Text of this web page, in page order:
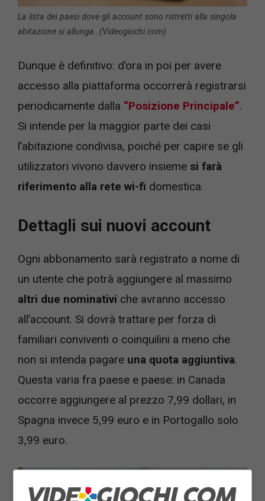
La lista dei paesi dove gli account sono ristretti alla singola
abitazione si allunga…(Videogiochi.com)
Dunque è definitivo: d’ora in poi per avere
accesso alla piattaforma occorrerà registrarsi
periodicamente dalla “Posizione Principale”.
Si intende per la maggior parte dei casi
l’abitazione condivisa, poiché per capire se gli
utilizzatori vivono davvero insieme si farà
riferimento alla rete wi-fi domestica.
Dettagli sui nuovi account
Ogni abbonamento sarà registrato a nome di
un utente che potrà aggiungere al massimo
altri due nominativi che avranno accesso
all’account. Si dovrà trattare per forza di
familiari conviventi o coinquilini a meno che
non si intenda pagare una quota aggiuntiva.
Questa varia fra paese e paese: in Canada
occorre aggiungere al prezzo 7,99 dollari, in
Spagna invece 5,99 euro e in Portogallo solo
3,99 euro.